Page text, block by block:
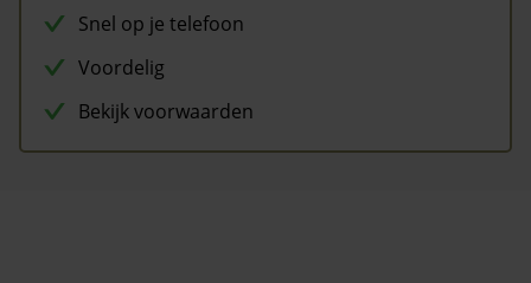
Snel op je telefoon
Voordelig
Bekijk voorwaarden